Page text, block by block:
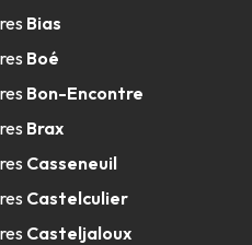
Bély Fabrice -
-82200 Moissac
Bias
Boé
Bon-Encontre
Brax
Casseneuil
Castelculier
Casteljaloux